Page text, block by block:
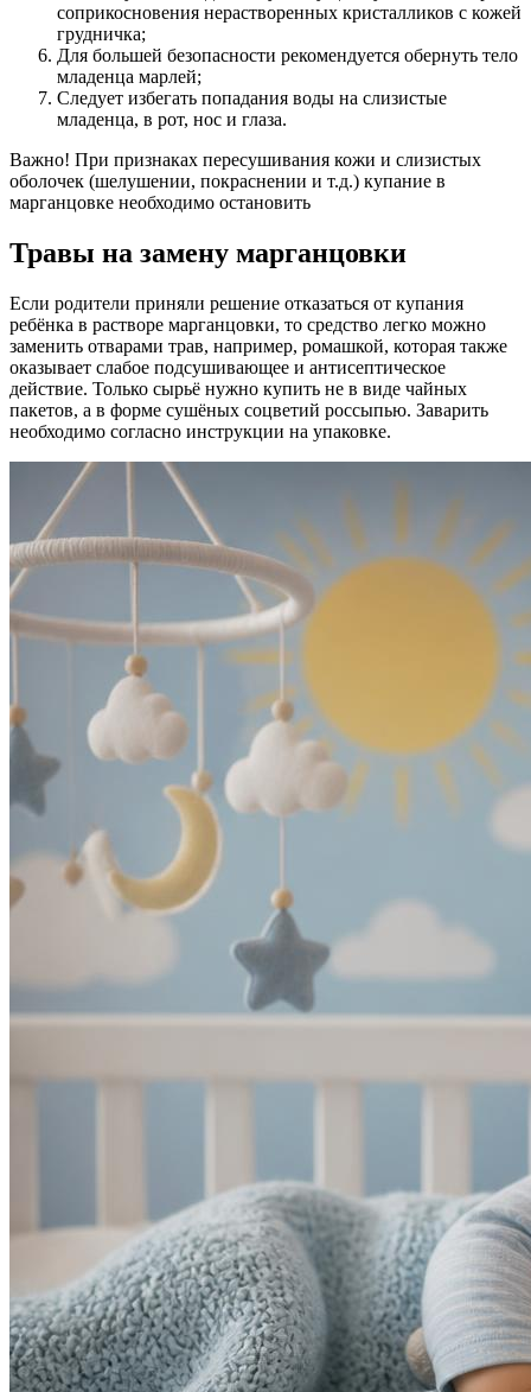
соприкосновения нерастворенных кристалликов с кожей
грудничка;
Для большей безопасности рекомендуется обернуть тело
младенца марлей;
Следует избегать попадания воды на слизистые
младенца, в рот, нос и глаза.
Важно! При признаках пересушивания кожи и слизистых
оболочек (шелушении, покраснении и т.д.) купание в
марганцовке необходимо остановить
Травы на замену марганцовки
Если родители приняли решение отказаться от купания
ребёнка в растворе марганцовки, то средство легко можно
заменить отварами трав, например, ромашкой, которая также
оказывает слабое подсушивающее и антисептическое
действие. Только сырьё нужно купить не в виде чайных
пакетов, а в форме сушёных соцветий россыпью. Заварить
необходимо согласно инструкции на упаковке.